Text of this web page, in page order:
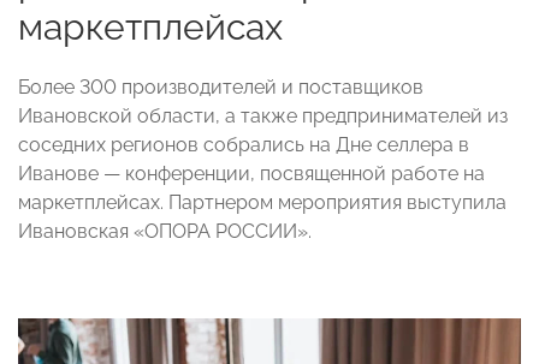
маркетплейсах
Более 300 производителей и поставщиков
Ивановской области, а также предпринимателей из
соседних регионов собрались на Дне селлера в
Иванове — конференции, посвященной работе на
маркетплейсах. Партнером мероприятия выступила
Ивановская «ОПОРА РОССИИ».